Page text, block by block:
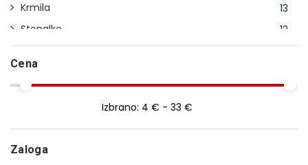
13
Krmila
12
Stopalke
2
Indikatorji prestav
Stojala
Smerokazi
Cena
Izbrano: 4 € - 33 €
Zaloga